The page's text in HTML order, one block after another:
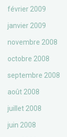
février 2009
janvier 2009
novembre 2008
octobre 2008
septembre 2008
août 2008
juillet 2008
juin 2008